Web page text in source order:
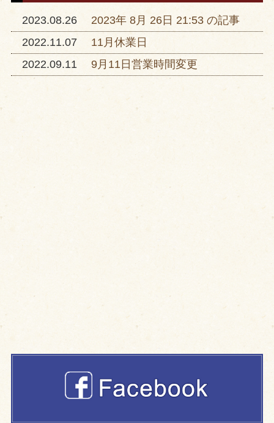
2023.08.26
2023年 8月 26日 21:53 の記事
2022.11.07
11月休業日
2022.09.11
9月11日営業時間変更